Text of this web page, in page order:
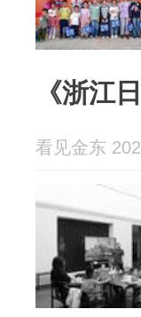
《浙江
看见金东